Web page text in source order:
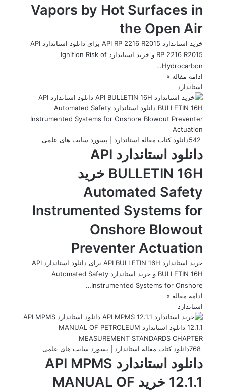
Vapors by Hot Surfaces in
the Open Air
خرید استاندارد API RP 2216 R2015 برای دانلود استاندارد API
RP 2216 R2015 و خرید استاندارد Ignition Risk of
Hydrocarbon…
ادامه مقاله »
استاندارد
دانلود کتاب مقاله استاندارد | پسورد سایت های علمی
دانلود استاندارد API
BULLETIN 16H خرید
Automated Safety
Instrumented Systems for
Onshore Blowout
Preventer Actuation
خرید استاندارد API BULLETIN 16H برای دانلود استاندارد API
BULLETIN 16H و خرید استاندارد Automated Safety
Instrumented Systems for Onshore…
ادامه مقاله »
استاندارد
دانلود کتاب مقاله استاندارد | پسورد سایت های علمی
دانلود استاندارد API MPMS
12.1.1 خرید MANUAL OF